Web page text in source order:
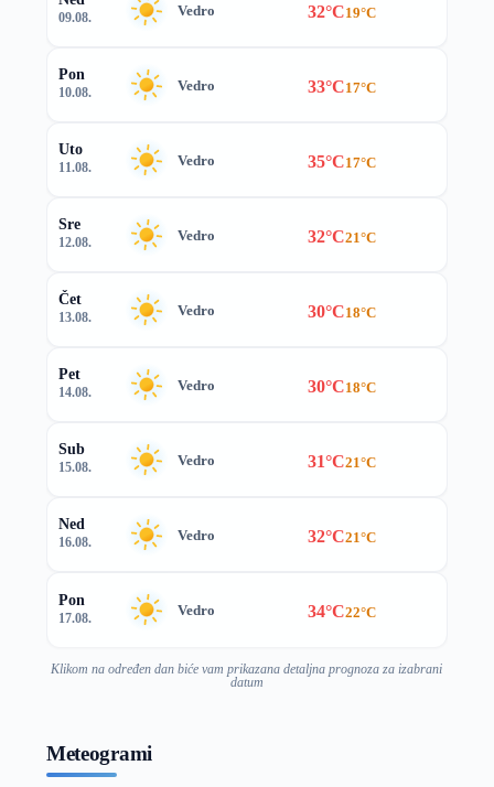
09.08. Vedro 32°C19°C
Pon
10.08. Vedro 33°C17°C
Uto
11.08. Vedro 35°C17°C
Sre
12.08. Vedro 32°C21°C
Čet
13.08. Vedro 30°C18°C
Pet
14.08. Vedro 30°C18°C
Sub
15.08. Vedro 31°C21°C
Ned
16.08. Vedro 32°C21°C
Pon
17.08. Vedro 34°C22°C
Klikom na određen dan biće vam prikazana detaljna prognoza za izabrani
datum
Meteogrami